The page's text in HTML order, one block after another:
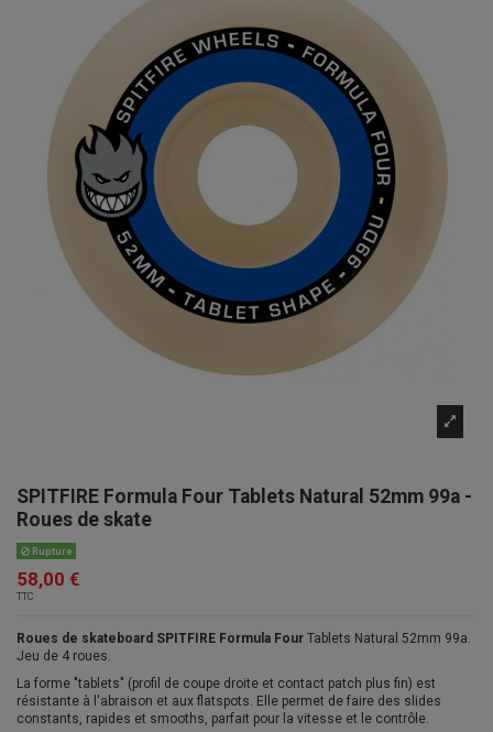
SPITFIRE Formula Four Tablets Natural 52mm 99a -
Roues de skate
Rupture
58,00 €
TTC
Roues de skateboard SPITFIRE Formula Four Tablets Natural 52mm 99a.
Jeu de 4 roues.
La forme "tablets" (profil de coupe droite et contact patch plus fin) est
résistante à l'abraison et aux flatspots. Elle permet de faire des slides
constants, rapides et smooths, parfait pour la vitesse et le contrôle.